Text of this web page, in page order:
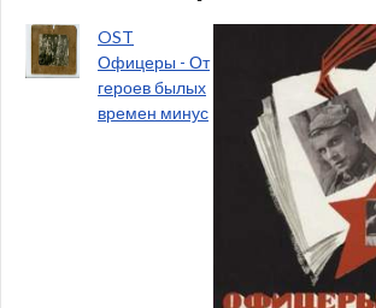
OST
Офицеры - От
героев былых
времен минус